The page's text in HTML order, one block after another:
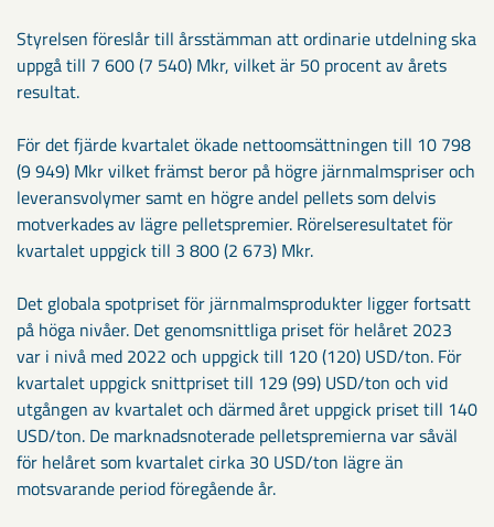
Styrelsen föreslår till årsstämman att ordinarie utdelning ska
uppgå till 7 600 (7 540) Mkr, vilket är 50 procent av årets
resultat.
För det fjärde kvartalet ökade nettoomsättningen till 10 798
(9 949) Mkr vilket främst beror på högre järnmalmspriser och
leveransvolymer samt en högre andel pellets som delvis
motverkades av lägre pelletspremier. Rörelseresultatet för
kvartalet uppgick till 3 800 (2 673) Mkr.
Det globala spotpriset för järnmalmsprodukter ligger fortsatt
på höga nivåer. Det genomsnittliga priset för helåret 2023
var i nivå med 2022 och uppgick till 120 (120) USD/ton. För
kvartalet uppgick snittpriset till 129 (99) USD/ton och vid
utgången av kvartalet och därmed året uppgick priset till 140
USD/ton. De marknadsnoterade pelletspremierna var såväl
för helåret som kvartalet cirka 30 USD/ton lägre än
motsvarande period föregående år.